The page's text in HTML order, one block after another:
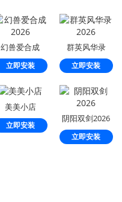
幻兽爱合成
2026
立即安装
群英风华录
2026
立即安装
美美小店
立即安装
阴阳双剑2026
立即安装